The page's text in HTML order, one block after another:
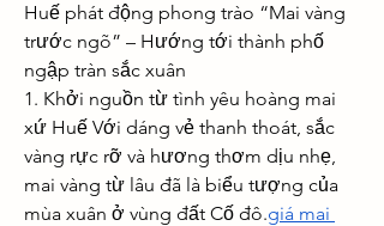
Huế phát động phong trào “Mai vàng
trước ngõ” – Hướng tới thành phố
ngập tràn sắc xuân
1. Khởi nguồn từ tình yêu hoàng mai
xứ Huế Với dáng vẻ thanh thoát, sắc
vàng rực rỡ và hương thơm dịu nhẹ,
mai vàng từ lâu đã là biểu tượng của
mùa xuân ở vùng đất Cố đô.giá mai